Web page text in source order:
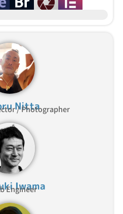
Nitta
/ Photographer
Iwama
Engineer